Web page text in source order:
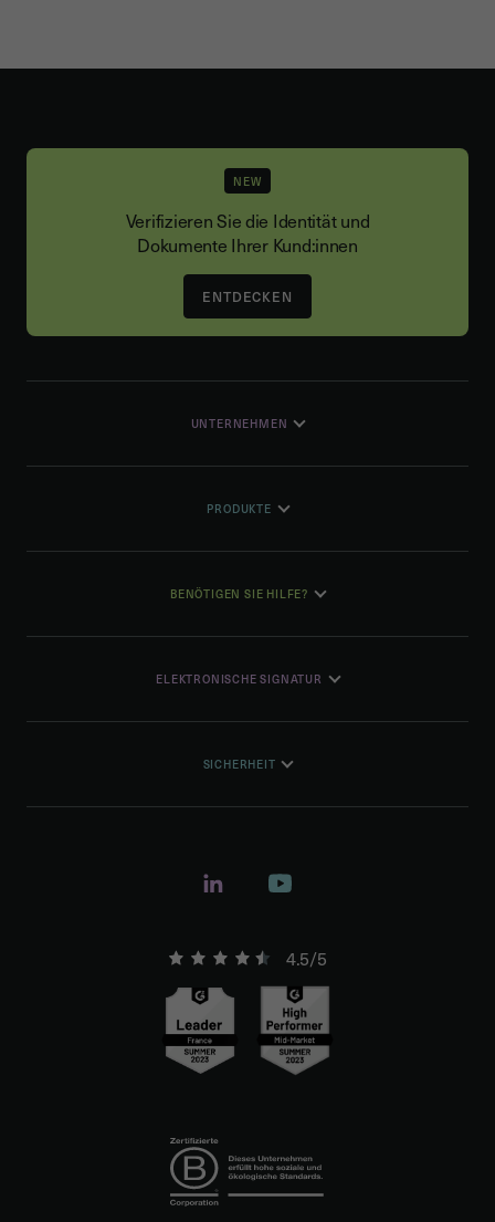
NEW
Verifizieren Sie die Identität und
Dokumente Ihrer Kund:innen
ENTDECKEN
UNTERNEHMEN
PRODUKTE
BENÖTIGEN SIE HILFE?
ELEKTRONISCHE SIGNATUR
SICHERHEIT
4.5/5